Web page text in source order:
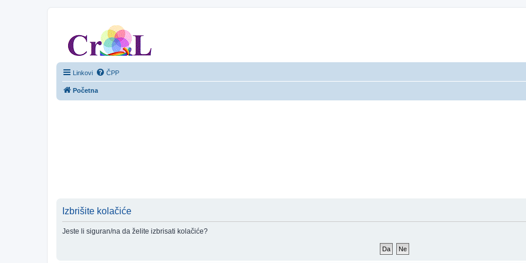
Linkovi ČPP
Početna
Izbrišite kolačiće
Jeste li siguran/na da želite izbrisati kolačiće?